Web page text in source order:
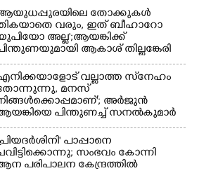
തോക്കുകൾ
വരും, ഇത് ബീഹാറോ
അല്ല';ആയങ്കിക്ക്
ആകാശ് തില്ലങ്കേരി
വല്ലാത്ത സ്‌നേഹം
മനസ്
അർജുൻ
പിന്തുണച്ച് സനൽകുമാർ
പാപ്പാനെ
സംഭവം കോന്നി
പരിപാലന കേന്ദ്രത്തിൽ